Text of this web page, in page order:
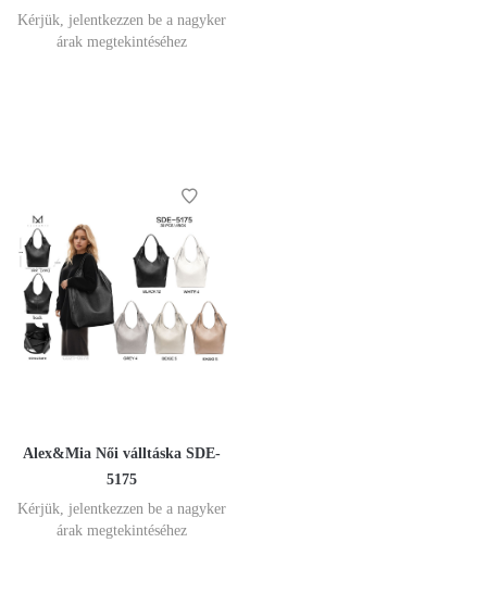
Kérjük, jelentkezzen be a nagyker
árak megtekintéséhez
Alex&Mia Női válltáska SDE-
5175
Kérjük, jelentkezzen be a nagyker
árak megtekintéséhez